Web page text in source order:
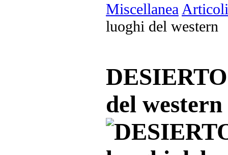
Miscellanea
luoghi del western
del western